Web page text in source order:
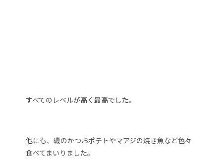
すべてのレベルが高く最高でした。
他にも、磯のかつおポテトやマアジの焼き魚など色々
食べてまいりました。